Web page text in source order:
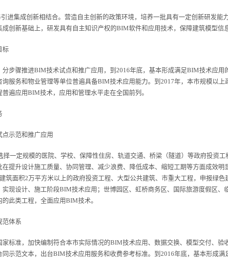
集成创新相结合。营造自主创新的政策环境，培养一批具有一定创新研发能
成创新基础上，研发具有自主知识产权的BIM软件和应用技术，保障建筑模型信
骤推进BIM技术试点和推广应用，到2016年底，基本形成满足BIM技术应用
询服务和物业管理等单位普遍具备BIM技术应用能力。到2017年，本市规模以
遍应用BIM技术，应用和管理水平走在全国前列。
示范和推广应用
一定规模的医院、学校、保障性住房、轨道交通、桥梁（隧道）等政府投资工
在提升设计施工质量、协同管理、减少浪费、降低成本、缩短工期等方面成效
筑面积2万平方米以上的政府投资工程、大型公共建筑、市重大工程，申报绿
实现设计、施工阶段BIM技术应用；世博园区、虹桥商务区、国际旅游度假区、
此类工程，全面应用BIM技术。
范体系
准，加快编制符合本市实际情况的BIM技术应用、数据交换、模型交付、验
同示范文本，出台BIM技术应用服务和收费参考标准。到2016年底，基本形成